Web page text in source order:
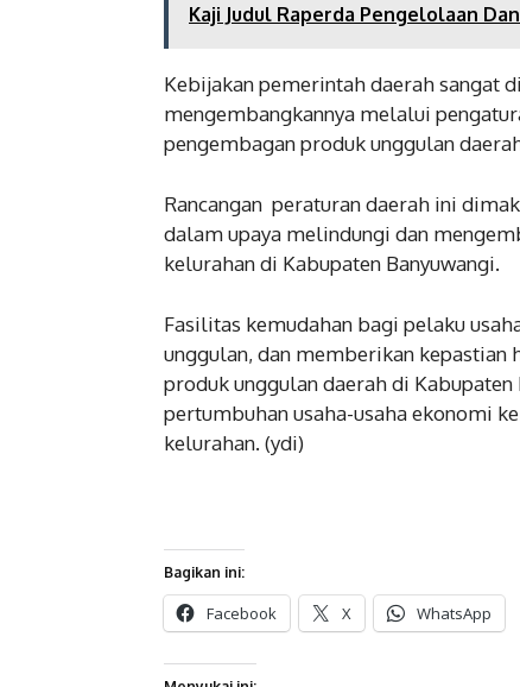
Kaji Judul Raperda Pengelolaan
Kebijakan pemerintah daerah sangat
mengembangkannya melalui
pengembagan produk unggulan
Rancangan peraturan daerah ini
dalam upaya melindungi dan
kelurahan di Kabupaten Banyuwangi.
Fasilitas kemudahan bagi pelaku
unggulan, dan memberikan kepastian
produk unggulan daerah di
pertumbuhan usaha-usaha ekonomi
kelurahan. (ydi)
Bagikan ini:
Facebook X WhatsApp